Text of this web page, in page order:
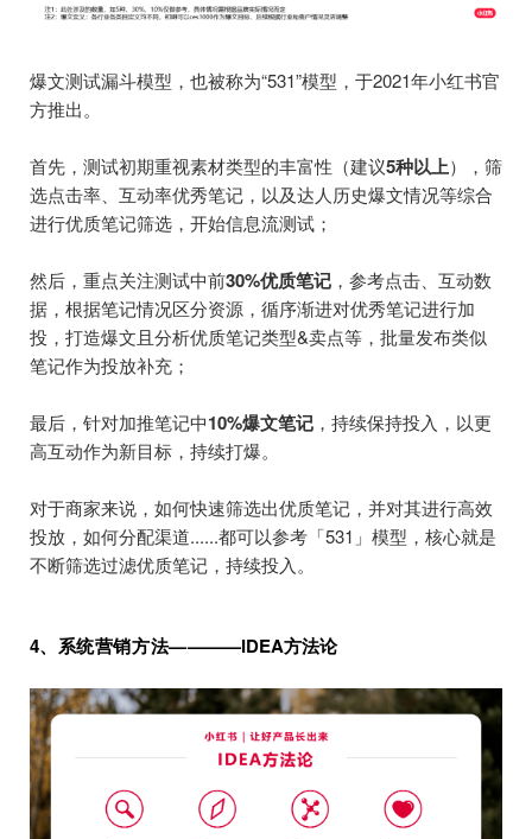
爆文测试漏斗模型，也被称为“531”模型，于2021年小红书官
方推出。
首先，测试初期重视素材类型的丰富性（建议5种以上），筛
选点击率、互动率优秀笔记，以及达人历史爆文情况等综合
进行优质笔记筛选，开始信息流测试；
然后，重点关注测试中前30%优质笔记，参考点击、互动数
据，根据笔记情况区分资源，循序渐进对优秀笔记进行加
投，打造爆文且分析优质笔记类型&卖点等，批量发布类似
笔记作为投放补充；
最后，针对加推笔记中10%爆文笔记，持续保持投入，以更
高互动作为新目标，持续打爆。
对于商家来说，如何快速筛选出优质笔记，并对其进行高效
投放，如何分配渠道......都可以参考「531」模型，核心就是
不断筛选过滤优质笔记，持续投入。
4、系统营销方法————IDEA方法论